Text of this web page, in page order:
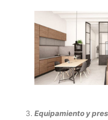
Equipamiento y